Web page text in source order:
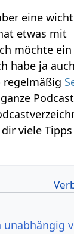
eine
etwas mit
möchte
habe ja
regelmäßig
viele Tipps
unabhängig